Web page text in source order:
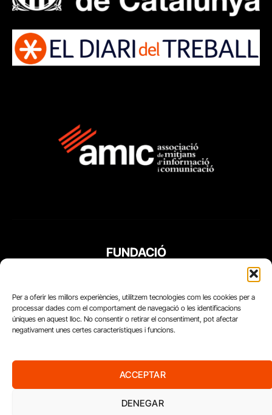
Per a oferir les millors experiències, utilitzem tecnologies com les cookies per a
processar dades com el comportament de navegació o les identificacions
úniques en aquest lloc. No consentir o retirar el consentiment, pot afectar
negativament unes certes característiques i funcions.
ACCEPTAR
DENEGAR
FUNDACIÓ